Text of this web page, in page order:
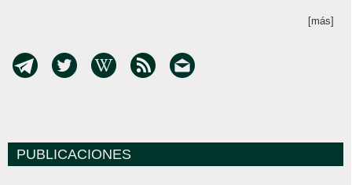
[más]
PUBLICACIONES